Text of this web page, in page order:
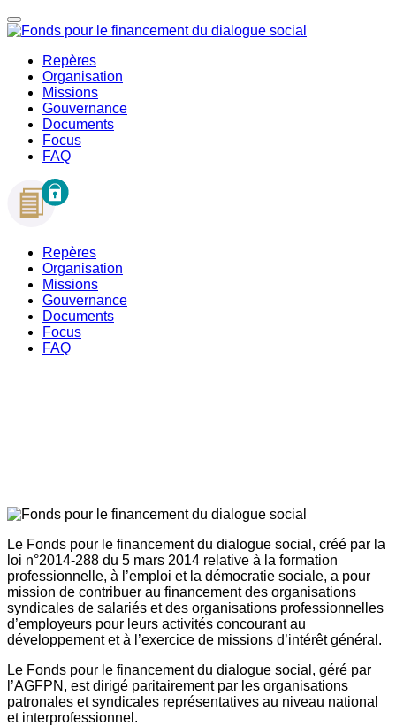
Repères
Organisation
Missions
Gouvernance
Documents
Focus
FAQ
Repères
Organisation
Missions
Gouvernance
Documents
Focus
FAQ
Le Fonds pour le financement du dialogue social, créé par la
loi n°2014-288 du 5 mars 2014 relative à la formation
professionnelle, à l’emploi et la démocratie sociale, a pour
mission de contribuer au financement des organisations
syndicales de salariés et des organisations professionnelles
d’employeurs pour leurs activités concourant au
développement et à l’exercice de missions d’intérêt général.
Le Fonds pour le financement du dialogue social, géré par
l’AGFPN, est dirigé paritairement par les organisations
patronales et syndicales représentatives au niveau national
et interprofessionnel.